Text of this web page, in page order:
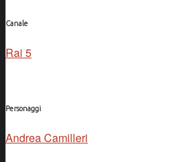
Canale
Rai 5
Personaggi
Andrea Camilleri